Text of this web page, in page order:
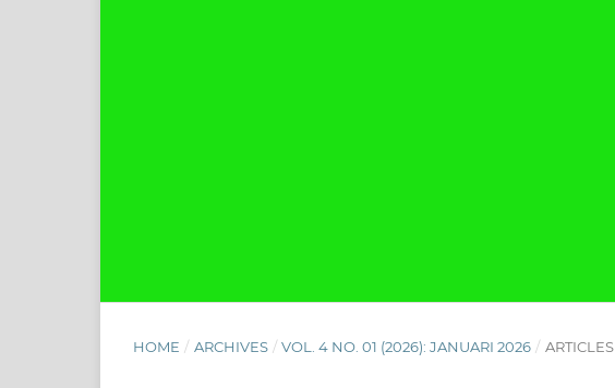
HOME / ARCHIVES / VOL. 4 NO. 01 (2026): JANUARI 2026 / ARTICLES